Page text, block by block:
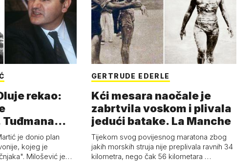
rekao:
je donio plan
kojeg je
Milošević je…
GERTRUDE EDERLE
Kći mesara naočale je
zabrtvila voskom i plivala
jedući batake. La Manche
Tijekom svog povijesnog maratona zbog
jakih morskih struja nije preplivala ravnih 34
kilometra, nego čak 56 kilometara …